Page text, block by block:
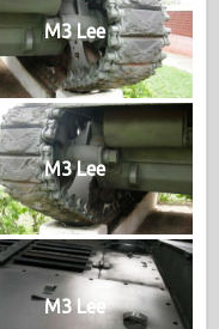
M3 Lee
M3 Lee
M3 Lee